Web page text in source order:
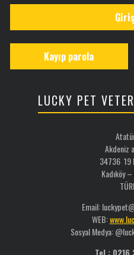
Kayıp parola
LUCKY PET
Akdeniz
34736 19
Kadıköy –
Email:
WEB:
Sosyal Medya:
Tel : 0216